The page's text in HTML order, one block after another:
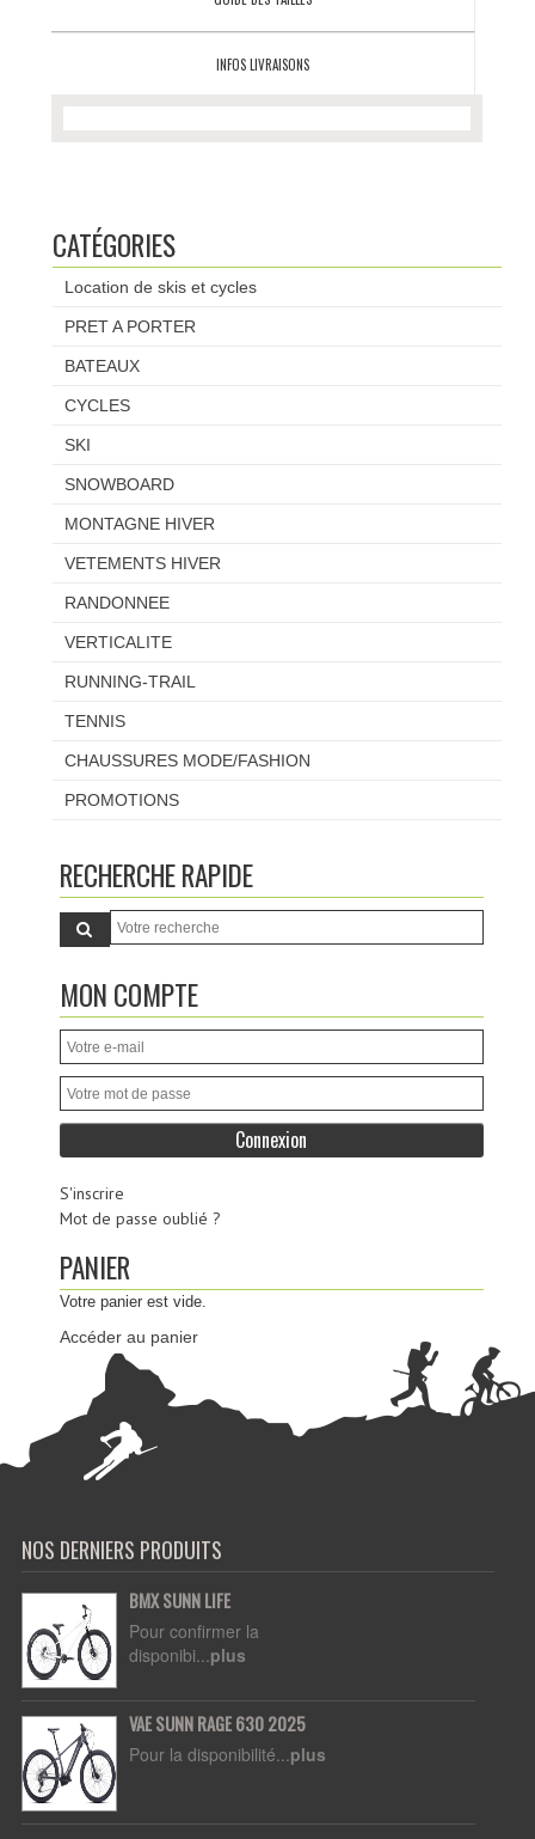
INFOS LIVRAISONS
CATÉGORIES
Location de skis et cycles
PRET A PORTER
BATEAUX
CYCLES
SKI
SNOWBOARD
MONTAGNE HIVER
VETEMENTS HIVER
RANDONNEE
VERTICALITE
RUNNING-TRAIL
TENNIS
CHAUSSURES MODE/FASHION
PROMOTIONS
RECHERCHE RAPIDE
MON COMPTE
S'inscrire
Mot de passe oublié ?
PANIER
Votre panier est vide.
Accéder au panier
NOS DERNIERS PRODUITS
BMX SUNN LIFE
Pour confirmer la
disponibi...plus
VAE SUNN RAGE 630 2025
Pour la disponibilité...plus